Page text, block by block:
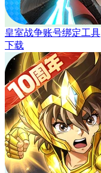
皇室战争账号绑定工具
下载